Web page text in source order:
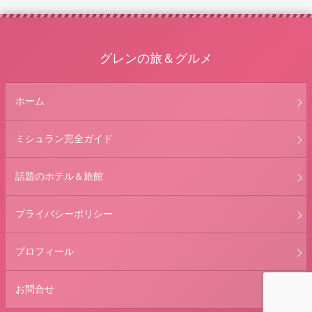
グレンの旅＆グルメ
ホーム
ミシュラン完全ガイド
話題のホテル＆旅館
プライバシーポリシー
プロフィール
お問合せ